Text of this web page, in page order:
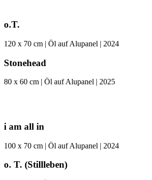
o.T.
120 x 70 cm | Öl auf Alupanel | 2024
Stonehead
80 x 60 cm | Öl auf Alupanel | 2025
i am all in
100 x 70 cm | Öl auf Alupanel | 2024
o. T. (Stillleben)